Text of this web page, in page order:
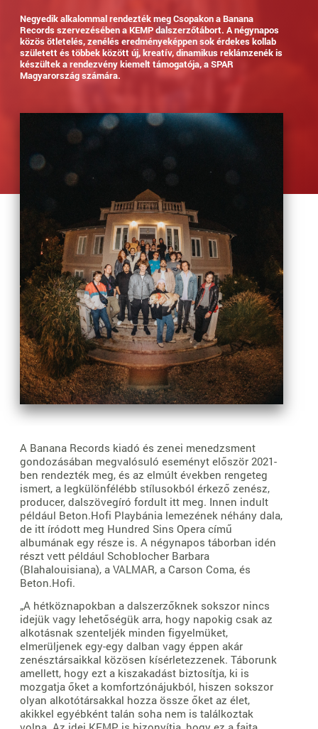
Negyedik alkalommal rendezték meg Csopakon a Banana
Records szervezésében a KEMP dalszerzőtábort. A négynapos
közös ötletelés, zenélés eredményeképpen sok érdekes kollab
született és többek között új, kreatív, dinamikus reklámzenék is
készültek a rendezvény kiemelt támogatója, a SPAR
Magyarország számára.
A Banana Records kiadó és zenei menedzsment
gondozásában megvalósuló eseményt először 2021-
ben rendezték meg, és az elmúlt években rengeteg
ismert, a legkülönfélébb stílusokból érkező zenész,
producer, dalszövegíró fordult itt meg. Innen indult
például Beton.Hofi Playbánia lemezének néhány dala,
de itt íródott meg Hundred Sins Opera című
albumának egy része is. A négynapos táborban idén
részt vett például Schoblocher Barbara
(Blahalouisiana), a VALMAR, a Carson Coma, és
Beton.Hofi.
„A hétköznapokban a dalszerzőknek sokszor nincs
idejük vagy lehetőségük arra, hogy napokig csak az
alkotásnak szenteljék minden figyelmüket,
elmerüljenek egy-egy dalban vagy éppen akár
zenésztársaikkal közösen kísérletezzenek. Táborunk
amellett, hogy ezt a kiszakadást biztosítja, ki is
mozgatja őket a komfortzónájukból, hiszen sokszor
olyan alkotótársakkal hozza össze őket az élet,
akikkel egyébként talán soha nem is találkoztak